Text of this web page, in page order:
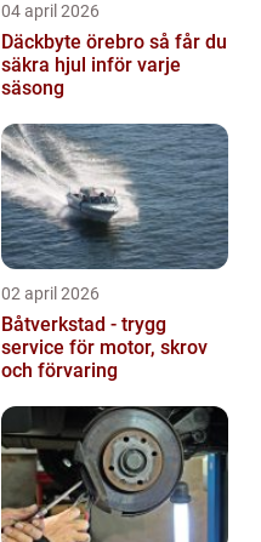
04 april 2026
Däckbyte örebro så får du
säkra hjul inför varje
säsong
02 april 2026
Båtverkstad - trygg
service för motor, skrov
och förvaring